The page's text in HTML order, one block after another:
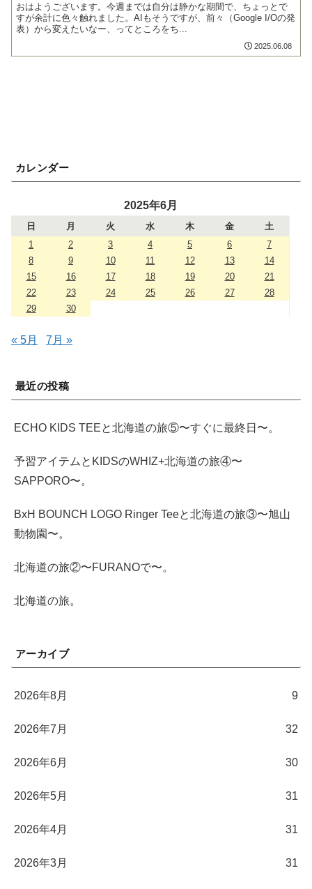
おはようございます。今週までは自分は静かな期間で、ちょっとで
すが余計に色々触れました。AIもそうですが、前々（Google I/Oの発
表）から変えたいなー、ってところをち...
2025.06.08
カレンダー
2025年6月
日 月 火 水 木 金
土
1
2 3 4 5 6
7
8
9 10 11 12 13
14
15
16 17 18 19 20
21
22
23 24 25 26 27
28
29
30
« 5月 7月 »
最近の投稿
ECHO KIDS TEEと北海道の旅⑤〜すぐに最終日〜。
予習アイテムとKIDSのWHIZ+北海道の旅④〜
SAPPORO〜。
BxH BOUNCH LOGO Ringer Teeと北海道の旅③〜旭山
動物園〜。
北海道の旅②〜FURANOで〜。
北海道の旅。
アーカイブ
2026年8月 9
2026年7月 32
2026年6月 30
2026年5月 31
2026年4月 31
2026年3月 31